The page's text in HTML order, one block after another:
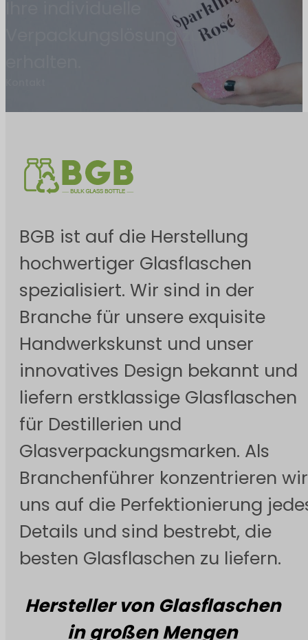
Verpackungslösung zu
BGB ist auf die Herstellung
hochwertiger Glasflaschen
spezialisiert. Wir sind in der
Branche für unsere exquisite
Handwerkskunst und unser
innovatives Design bekannt und
liefern erstklassige Glasflaschen
für Destillerien und
Glasverpackungsmarken. Als
Branchenführer konzentrieren wir
uns auf die Perfektionierung
Details und sind bestrebt, die
besten Glasflaschen zu liefern.
Hersteller von Glasflaschen
in großen Mengen